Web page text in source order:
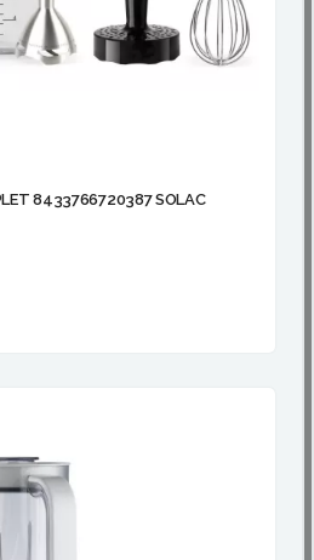
8433766720387 SOLAC